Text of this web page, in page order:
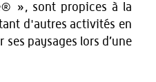
», sont propices à la
d'autres activités en
paysages lors d’une